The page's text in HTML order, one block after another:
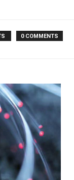
0 COMMENTS